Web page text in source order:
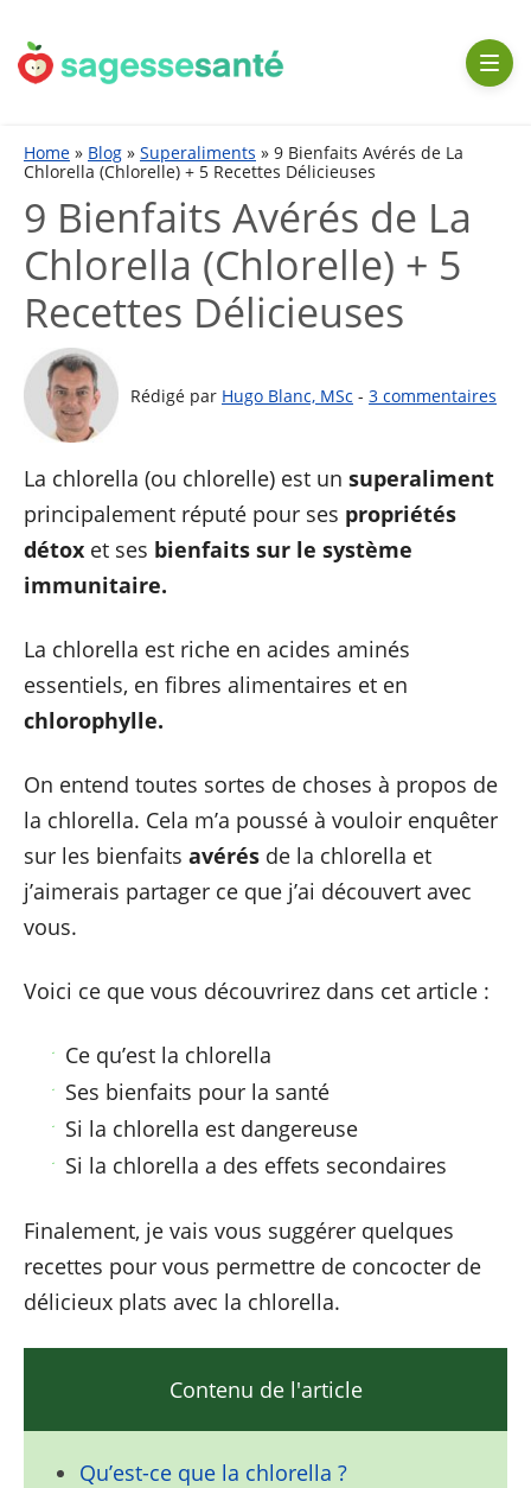
contenu
Home » Blog » Superaliments » 9 Bienfaits Avérés de La
Chlorella (Chlorelle) + 5 Recettes Délicieuses
9 Bienfaits Avérés de La
Chlorella (Chlorelle) + 5
Recettes Délicieuses
Rédigé par Hugo Blanc, MSc - 3 commentaires
La chlorella (ou chlorelle) est un superaliment
principalement réputé pour ses propriétés
détox et ses bienfaits sur le système
immunitaire.
La chlorella est riche en acides aminés
essentiels, en fibres alimentaires et en
chlorophylle.
On entend toutes sortes de choses à propos de
la chlorella. Cela m’a poussé à vouloir enquêter
sur les bienfaits avérés de la chlorella et
j’aimerais partager ce que j’ai découvert avec
vous.
Voici ce que vous découvrirez dans cet article :
Ce qu’est la chlorella
Ses bienfaits pour la santé
Si la chlorella est dangereuse
Si la chlorella a des effets secondaires
Finalement, je vais vous suggérer quelques
recettes pour vous permettre de concocter de
délicieux plats avec la chlorella.
Contenu de l'article
Qu’est-ce que la chlorella ?